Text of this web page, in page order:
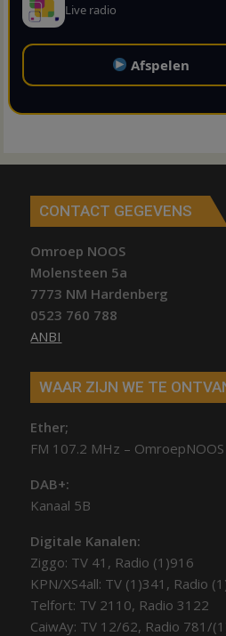
Live radio
Afspelen
CONTACT GEGEVENS
Omroep NOOS
Molensteen 5a
7773 NM Hardenberg
0523 760 788
ANBI
WAAR ZIJN WE TE
Ether;
FM 107.2 MHz – OmroepNOOS
DAB+:
Kanaal 5B
Digitale Kanalen:
Ziggo: TV 41, Radio (1)916
KPN/XS4all: TV (1)341, Radio
Telfort: TV 2110, Radio 3122
CaiwAy: TV 12/62, Radio 781/